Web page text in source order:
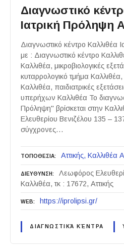
Διαγνωστικό
Ιατρική Πρόληψη
Διαγνωστικό κέντρο Καλλιθέα
με : Διαγνωστικό κέντρο
Καλλιθέα, μικροβιολογικές
κυταρρολογικό τμήμα Καλλιθέα,
Καλλιθέα, παιδιατρικές
υπερήχων Καλλιθέα Το
Πρόληψη" βρίσκεται στην
Ελευθερίου Βενιζέλου 135 –
σύγχρονες…
ΤΟΠΟΘΕΣΙΑ Αττικής Καλλιθέα
ΔΙΕΥΘΥΝΣΗ
Λεωφόρος
Καλλιθέα, τκ : 17672, Αττικής
WEB https://iprolipsi.gr/
ΔΙΑΓΝΩΣΤΙΚΆ ΚΈΝΤΡΑ